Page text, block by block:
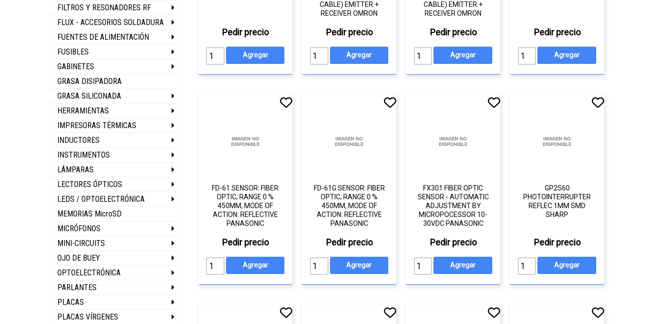
FILTROS Y RESONADORES RF
FLUX - ACCESORIOS SOLDADURA
FUENTES DE ALIMENTACIÓN
FUSIBLES
GABINETES
GRASA DISIPADORA
GRASA SILICONADA
HERRAMIENTAS
IMPRESORAS TÉRMICAS
INDUCTORES
INSTRUMENTOS
LÁMPARAS
LECTORES ÓPTICOS
LEDS / OPTOELECTRÓNICA
MEMORIAS MicroSD
MICRÓFONOS
MINI-CIRCUITS
OJO DE BUEY
OPTOELECTRÓNICA
PARLANTES
PLACAS
PLACAS VÍRGENES
Pedir precio
CABLE) EMITTER +
RECEIVER OMRON
Pedir precio
CABLE) EMITTER +
RECEIVER OMRON
Pedir precio Pedir precio
FD-61 SENSOR: FIBER
OPTIC; RANGE:0 %
450MM, MODE OF
ACTION: REFLECTIVE
PANASONIC
Pedir precio
FD-61G SENSOR: FIBER
OPTIC; RANGE:0 %
450MM, MODE OF
ACTION: REFLECTIVE
PANASONIC
Pedir precio
FX301 FIBER OPTIC
SENSOR - AUTOMATIC
ADJUSTMENT BY
MICROPOCESSOR 10-
30VDC PANASONIC
Pedir precio
GP2S60
PHOTOINTERRUPTER
REFLEC 1MM SMD
SHARP
Pedir precio